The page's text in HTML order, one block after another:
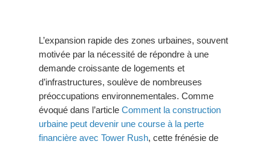
L’expansion rapide des zones urbaines, souvent
motivée par la nécessité de répondre à une
demande croissante de logements et
d’infrastructures, soulève de nombreuses
préoccupations environnementales. Comme
évoqué dans l’articleComment la construction
urbaine peut devenir une course à la perte
financière avec Tower Rush, cette frénésie de